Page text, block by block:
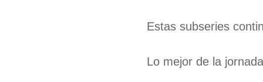
Estas subseries
Lo mejor de la